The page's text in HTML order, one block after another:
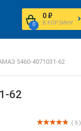
0
0 ₽
В КОРЗИНУ
5460-4071031-62
62
( 5 )